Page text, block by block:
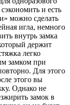
и есть
можно сделать
игла, немного
внутрь замка
держит
легко
замком при
Для этого
этого вы
Однако не
замок в